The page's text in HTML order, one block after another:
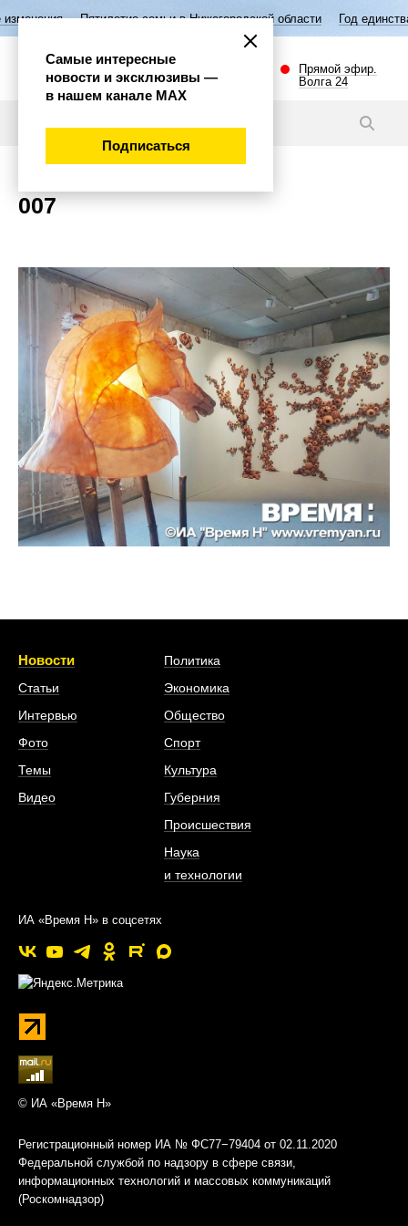
Пятилетие семьи в Нижегородской области Год
Прямой эфир.
Волга 24
007
Новости
Статьи
Интервью
Фото
Темы
Видео
Политика
Экономика
Общество
Спорт
Культура
Губерния
Происшествия
Наука
и технологии
ИА «Время Н» в соцсетях
© ИА «Время Н»
Регистрационный номер ИА № ФС77−79404 от 02.11.2020
Федеральной службой по надзору в сфере связи,
информационных технологий и массовых коммуникаций
(Роскомнадзор)
Самые интересные
новости и эксклюзивы —
в нашем канале МАХ
Подписаться